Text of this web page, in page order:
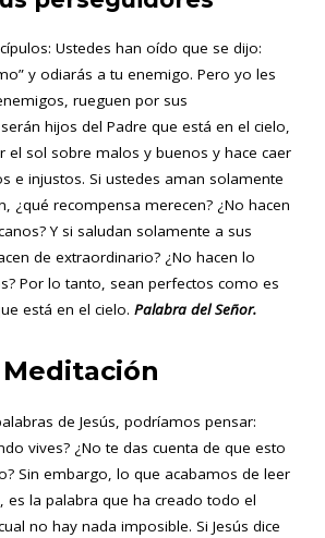
Ustedes han oído que se dijo:
y odiarás a tu enemigo. Pero yo les
rueguen por sus
hijos del Padre que está en el cielo,
el sol sobre malos y buenos y hace caer
e injustos. Si ustedes aman solamente
¿qué recompensa merecen? ¿No hacen
Y si saludan solamente a sus
de extraordinario? ¿No hacen lo
Por lo tanto, sean perfectos como es
está en el cielo. Palabra del Señor.
Meditación
de Jesús, podríamos pensar:
vives? ¿No te das cuenta de que esto
Sin embargo, lo que acabamos de leer
es la palabra que ha creado todo el
no hay nada imposible. Si Jesús dice